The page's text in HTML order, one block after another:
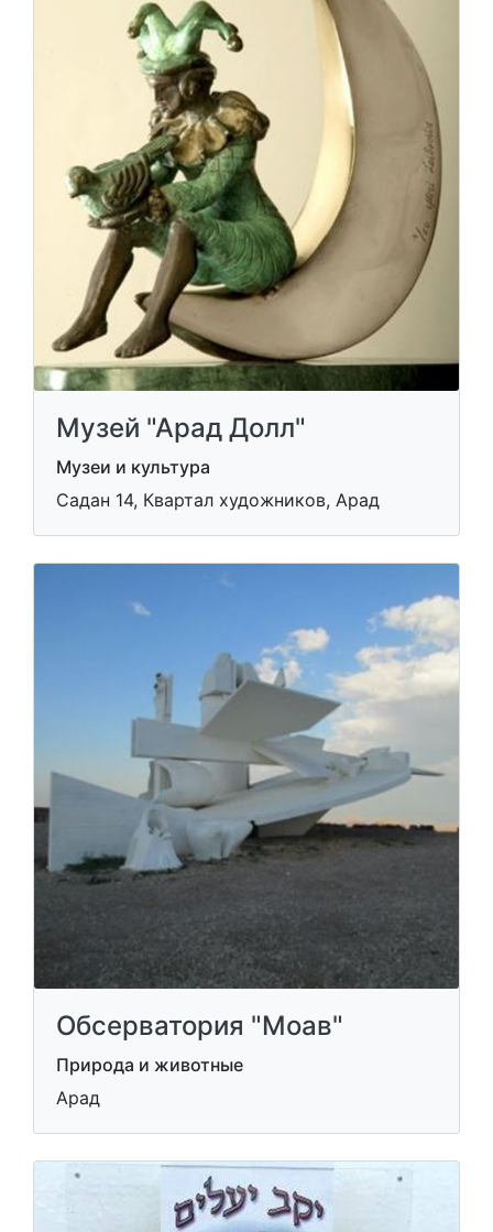
Музей "Арад Долл"
Музеи и культура
Садан 14, Квартал художников, Арад
Обсерватория "Моав"
Природа и животные
Арад